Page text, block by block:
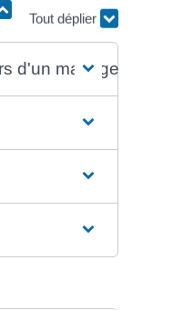
d'un mariage ?